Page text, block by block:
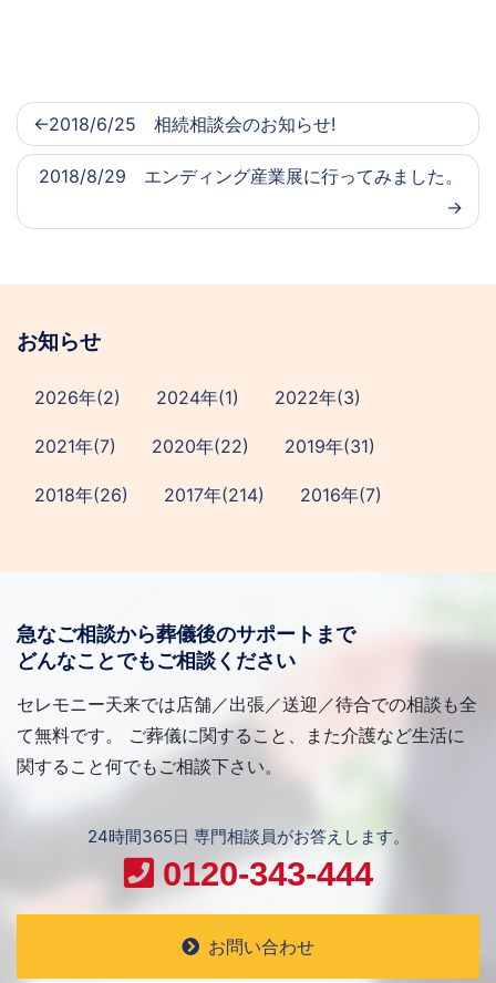
2018/6/25 相続相談会のお知らせ!
2018/8/29 エンディング産業展に行ってみました。
お知らせ
2026年(2) 2024年(1) 2022年(3)
2021年(7) 2020年(22) 2019年(31)
2018年(26) 2017年(214) 2016年(7)
急なご相談から葬儀後のサポートまで
どんなことでもご相談ください
セレモニー天来では店舗／出張／送迎／待合での相談も全
て無料です。 ご葬儀に関すること、また介護など生活に
関すること何でもご相談下さい。
24時間365日 専門相談員がお答えします。
0120-343-444
お問い合わせ